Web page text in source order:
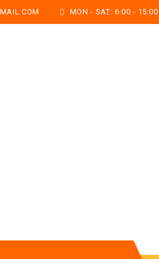
MON - SAT: 6:00 - 15:00